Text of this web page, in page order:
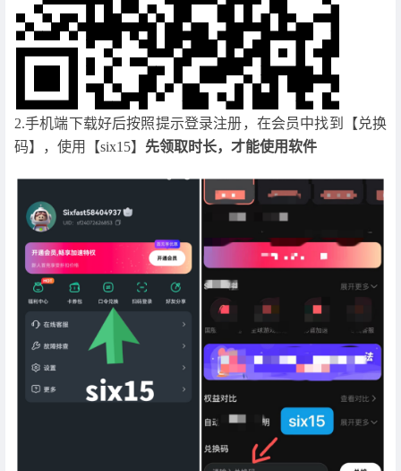
2.手机端下载好后按照提示登录注册，在会员中找到【兑换
码】，使用【six15】 先领取时长，才能使用软件